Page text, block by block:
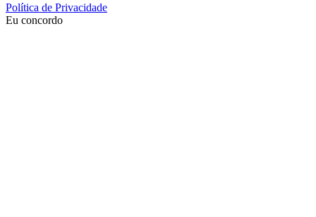
Política de Privacidade
Eu concordo